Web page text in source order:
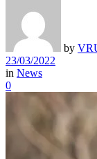
by
23/03/2022
in News
0